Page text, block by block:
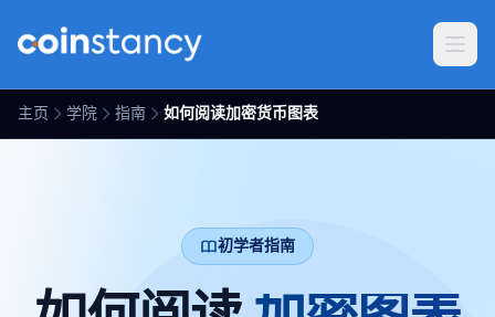
主页 学院 指南 如何阅读加密货币图表
初学者指南